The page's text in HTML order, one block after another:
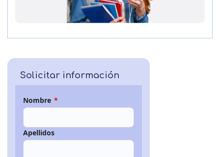
Solicitar información
Nombre *
Apellidos